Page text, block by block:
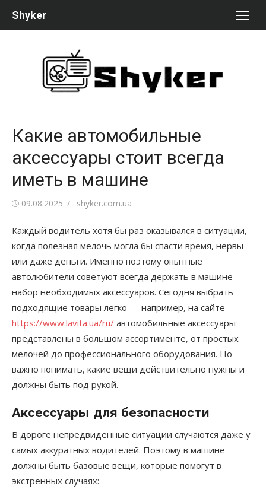
Shyker
Какие автомобильные
аксессуары стоит всегда
иметь в машине
Опубликовано
09.08.2025 Автор
shyker.com.ua
Каждый водитель хотя бы раз оказывался в ситуации,
когда полезная мелочь могла бы спасти время, нервы
или даже деньги. Именно поэтому опытные
автолюбители советуют всегда держать в машине
набор необходимых аксессуаров. Сегодня выбрать
подходящие товары легко — например, на сайте
https://www.lavita.ua/ru/ автомобильные аксессуары
представлены в большом ассортименте, от простых
мелочей до профессионального оборудования. Но
важно понимать, какие вещи действительно нужны и
должны быть под рукой.
Аксессуары для безопасности
В дороге непредвиденные ситуации случаются даже у
самых аккуратных водителей. Поэтому в машине
должны быть базовые вещи, которые помогут в
экстренных случаях: